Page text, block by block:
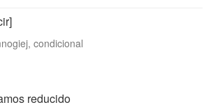
condicional
reducido